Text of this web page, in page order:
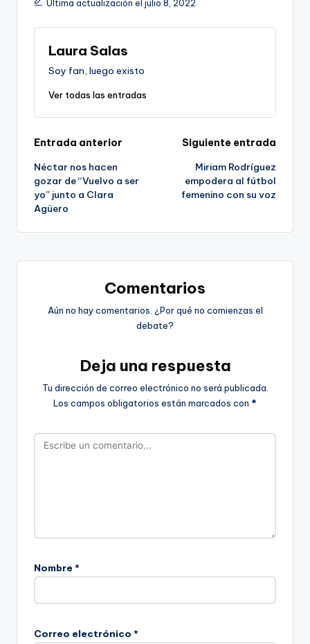
Última actualización el julio 8, 2022
Laura Salas
Soy fan, luego existo
Ver todas las entradas
Navegación
de
entradas
Entrada anterior
Néctar nos hacen
gozar de “Vuelvo a ser
yo” junto a Clara
Agüero
Siguiente entrada
Miriam Rodríguez
empodera al fútbol
femenino con su voz
Comentarios
Aún no hay comentarios. ¿Por qué no comienzas el
debate?
Deja una respuesta
Tu dirección de correo electrónico no será publicada.
Los campos obligatorios están marcados con *
Nombre *
Correo electrónico *